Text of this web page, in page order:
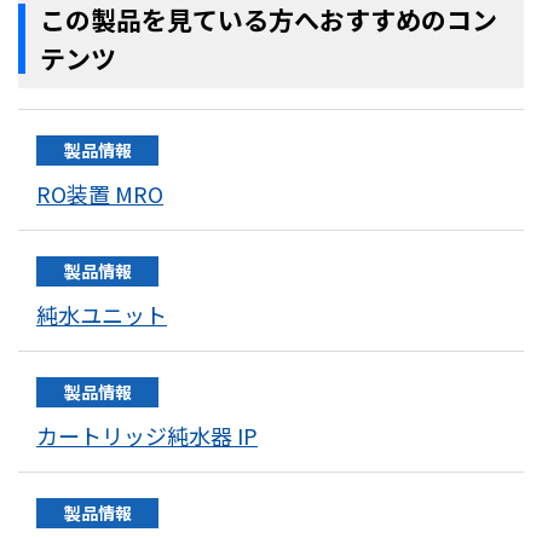
この製品を見ている方へおすすめのコン
テンツ
製品情報
RO装置 MRO
製品情報
純水ユニット
製品情報
カートリッジ純水器 IP
製品情報